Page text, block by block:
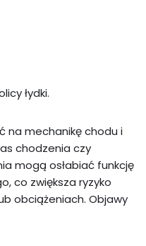
łydki.
na mechanikę chodu i
chodzenia czy
mogą osłabiać funkcję
co zwiększa ryzyko
obciążeniach. Objawy